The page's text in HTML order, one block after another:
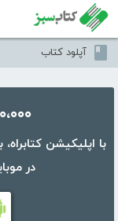
آپلود کتاب
۵۰،۰۰۰ کتاب در
در